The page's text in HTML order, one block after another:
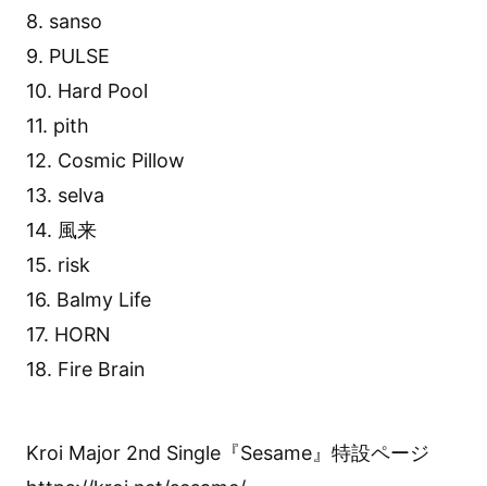
8. sanso
9. PULSE
10. Hard Pool
11. pith
12. Cosmic Pillow
13. selva
14. 風来
15. risk
16. Balmy Life
17. HORN
18. Fire Brain
Kroi Major 2nd Single『Sesame』特設ページ